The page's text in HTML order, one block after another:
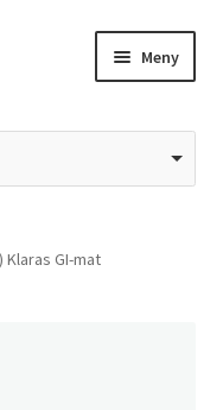
Meny
Klaras GI-mat